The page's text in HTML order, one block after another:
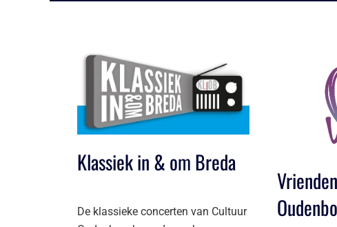
Klassiek in & om Breda
De klassieke concerten van Cultuur